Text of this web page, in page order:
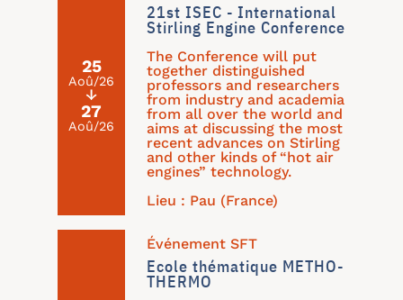
25
Aoû/26
↓
27
Aoû/26
21st ISEC - International
Stirling Engine Conference
The Conference will put
together distinguished
professors and researchers
from industry and academia
from all over the world and
aims at discussing the most
recent advances on Stirling
and other kinds of “hot air
engines” technology.
Lieu : Pau (France)
Événement SFT
Ecole thématique METHO-
THERMO